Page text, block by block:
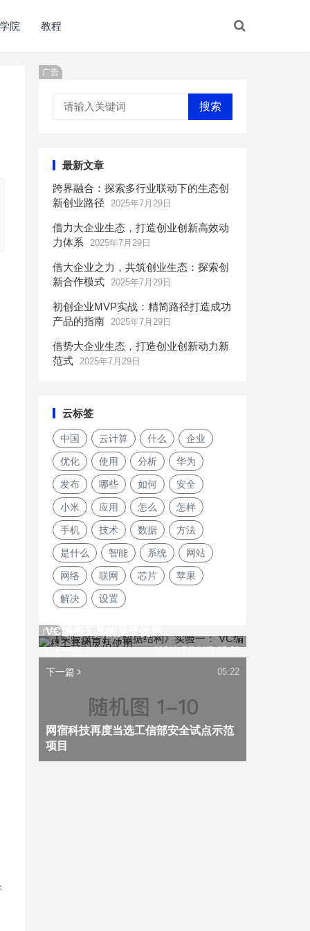
院 教程
广告
搜索
最新文章
跨界融合：探索多行业联动下的生态创
新创业路径
2025年7月29日
借力大企业生态，打造创业创新高效动
力体系
2025年7月29日
借大企业之力，共筑创业生态：探索创
新合作模式 2025年7月29日
初创企业MVP实战：精简路径打造成功
产品的指南 2025年7月29日
借势大企业生态，打造创业创新动力新
范式 2025年7月29日
云标签
中国 云计算 什么 企业
优化 使用 分析 华为
发布 哪些 如何 安全
小米 应用 怎么 怎样
手机 技术 数据 方法
是什么 智能 系统 网站
网络 联网 芯片 苹果
解决 设置
广告
上一篇
VC编程工具的灵活使用
2021年5月24日 05:23
下一篇
网宿科技再度当选工信部安全试点示范
项目
05:22